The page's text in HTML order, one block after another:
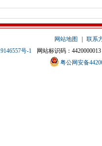
网站地图
联系
号-1
网站标识码：4420000013
粤公网安备